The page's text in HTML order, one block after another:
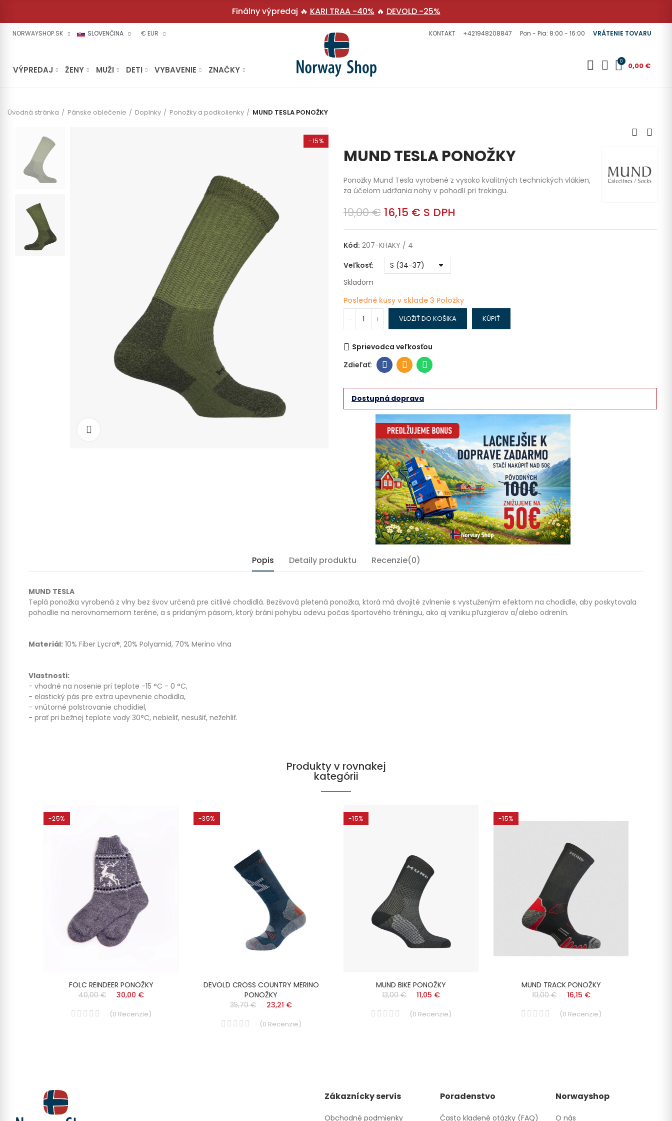
Finálny výpredaj 🔥 KARI TRAA -40% 🔥 DEVOLD -25%
NORWAYSHOP.SK SLOVENČINA € EUR KONTAKT +421948208847 Pon - Pia: 8:00 - 16:00 VRÁTENIE TOVARU
VÝPREDAJ ŽENY MUŽI DETI VYBAVENIE ZNAČKY
0 0,00 €
Úvodná stránka Pánske oblečenie Doplnky Ponožky a podkolienky MUND TESLA PONOŽKY
-15%
MUND TESLA PONOŽKY
Ponožky Mund Tesla vyrobené z vysoko kvalitných technických vlákien,
za účelom udržania nohy v pohodlí pri trekingu.
19,00 € 16,15 € S DPH
Kód: 207-KHAKY / 4
Veľkosť
Skladom
Posledné kusy v sklade 3 Položky
VLOŽIŤ DO KOŠIKA KÚPIŤ
Sprievodca veľkosťou
Dostupná doprava
Popis Detaily produktu Recenzie(0)
MUND TESLA
Teplá ponožka vyrobená z vlny bez švov určená pre citlivé chodidlá. Bezšvová pletená ponožka, ktorá má dvojité zvlnenie s vystuženým efektom na chodidle, aby poskytovala
pohodlie na nerovnomernom teréne, a s pridaným pásom, ktorý bráni pohybu odevu počas športového tréningu, ako aj vzniku pľuzgierov a/alebo odrenín.
Materiál: 10% Fiber Lycra®, 20% Polyamid, 70% Merino vlna
Vlastnosti:
- vhodné na nosenie pri teplote -15 °C - 0 °C,
- elastický pás pre extra upevnenie chodidla,
- vnútorné polstrovanie chodidiel,
- prať pri bežnej teplote vody 30°C, nebieliť, nesušiť, nežehliť.
Produkty v rovnakej
kategórii
-25%
FOLC REINDEER PONOŽKY
40,00 €
30,00 €
(0 Recenzie)
-35%
DEVOLD CROSS COUNTRY MERINO
PONOŽKY
35,70 €
23,21 €
(0 Recenzie)
-15%
MUND BIKE PONOŽKY
13,00 €
11,05 €
(0 Recenzie)
-15%
MUND TRACK PONOŽKY
19,00 €
16,15 €
(0 Recenzie)
Zákaznícky servis
Obchodné podmienky
Poradenstvo
Často kladené otázky (FAQ)
Norwayshop
O nás